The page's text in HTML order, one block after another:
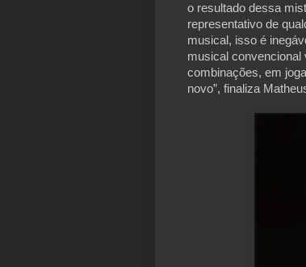
o resultado dessa
representativo de
musical, isso é
musical convencional
combinações, em
novo”, finaliza